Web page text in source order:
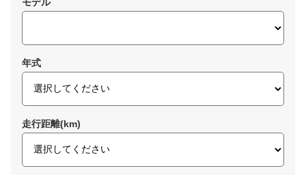
モデル
年式
走行距離(km)